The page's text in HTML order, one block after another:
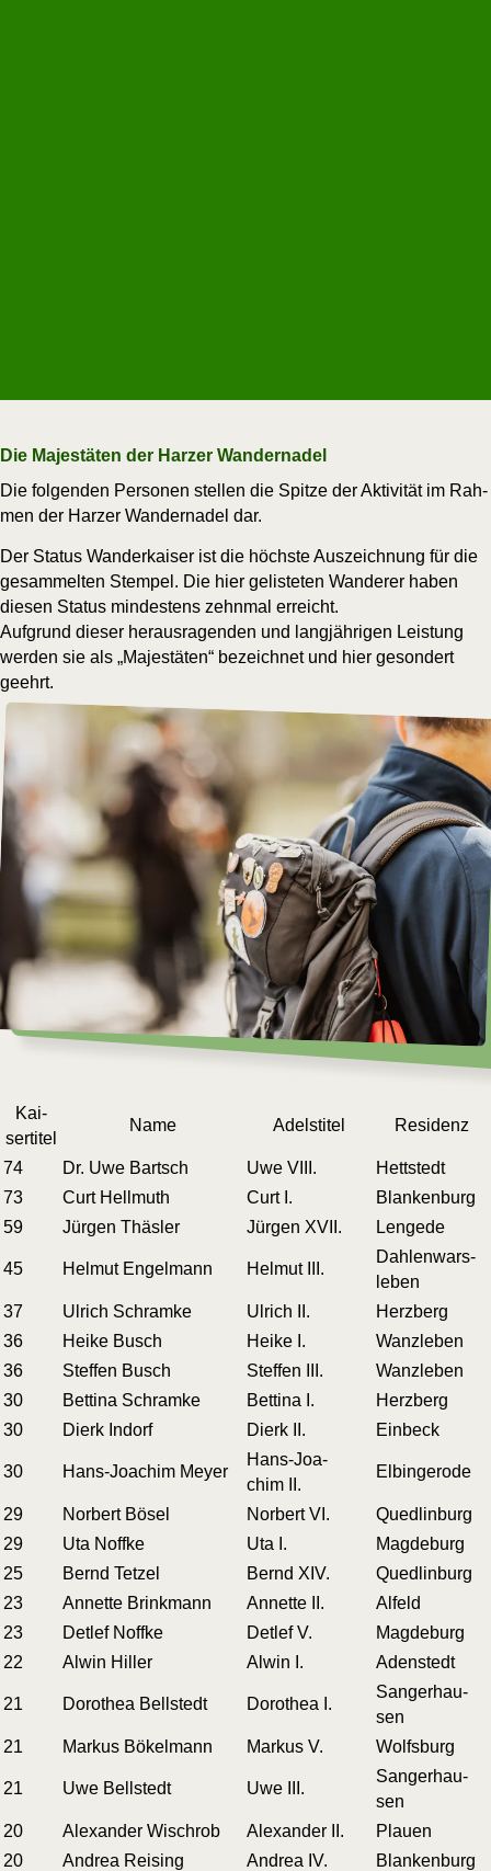
Die Majestäten der Harzer Wandernadel
Die fol­gen­den Per­so­nen stel­len die Spit­ze der Akti­vi­tät im Rah­
men der Har­zer Wan­der­na­del dar.
Der Sta­tus Wan­der­kai­ser ist die höchs­te Aus­zeich­nung für die
gesam­mel­ten Stem­pel. Die hier gelis­te­ten Wan­de­rer haben
die­sen Sta­tus min­des­tens zehn­mal erreicht.
Auf­grund die­ser her­aus­ra­gen­den und lang­jäh­ri­gen Leis­tung
wer­den sie als „Majes­tä­ten“ bezeich­net und hier geson­dert
geehrt.
Kai­
ser­ti­tel
Name Adels­ti­tel Resi­denz
74 Dr. Uwe Bartsch Uwe VIII.
Hett­stedt
73
Curt Hellmuth Curt I.
Blan­ken­burg
59
Jür­gen Thäsler Jür­gen XVII. Len­ge­de
45 Hel­mut Engelmann Hel­mut III.
Dah­len­wars­
le­ben
37
Ulrich Schramke Ulrich II.
Herz­berg
36
Hei­ke Busch Hei­ke I.
Wanz­le­ben
36
Stef­fen Busch Stef­fen III.
Wanz­le­ben
30
Bet­ti­na Schramke Bet­ti­na I.
Herz­berg
30
Dierk Indorf Dierk II. Ein­beck
30 Hans-Joa­chim Meyer
Hans-Joa­
chim II.
Elb­in­ge­ro­de
29 Nor­bert Bösel Nor­bert VI.
Qued­lin­burg
29
Uta Noffke Uta I.
Mag­de­burg
25
Bernd Tetzel Bernd XIV.
Qued­lin­burg
23
Annet­te Brinkmann Annet­te II.
Alfeld
23
Det­lef Noffke Det­lef V.
Mag­de­burg
22
Alwin Hiller Alwin I. Ade­nstedt
21 Doro­thea Bellstedt Doro­thea I.
Sang­erhau­
sen
21
Mar­kus Bökelmann Mar­kus V. Wolfs­burg
21 Uwe Bellstedt Uwe III.
Sang­erhau­
sen
20
Alex­an­der Wischrob Alex­an­der II.
Plau­en
20
Andrea Reising Andrea IV. Blan­ken­burg